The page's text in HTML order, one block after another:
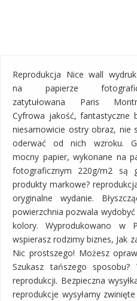
Reprodukcja Nice wall
na papierze
zatytułowana Paris
Cyfrowa jakość, fantastyczne
niesamowicie ostry obraz, nie
oderwać od nich wzroku.
mocny papier, wykonane na
fotograficznym 220g/m2 są
produkty markowe?
oryginalne wydanie.
powierzchnia pozwala
kolory. Wyprodukowano w
wspierasz rodzimy biznes, Jak
Nic prostszego! Możesz
Szukasz tańszego
reprodukcji. Bezpieczna
reprodukcje wysyłamy